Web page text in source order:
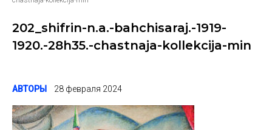
202_shifrin-n.a.-bahchisaraj.-1919-
1920.-28h35.-chastnaja-kollekcija-min
АВТОРЫ 28 февраля 2024